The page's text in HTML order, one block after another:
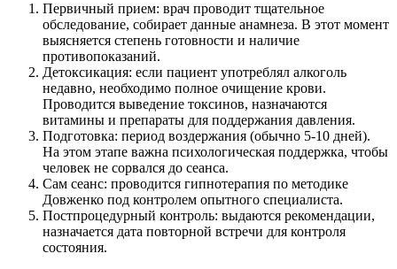
Первичный прием: врач проводит тщательное
обследование, собирает данные анамнеза. В этот момент
выясняется степень готовности и наличие
противопоказаний.
Детоксикация: если пациент употреблял алкоголь
недавно, необходимо полное очищение крови.
Проводится выведение токсинов, назначаются
витамины и препараты для поддержания давления.
Подготовка: период воздержания (обычно 5-10 дней).
На этом этапе важна психологическая поддержка, чтобы
человек не сорвался до сеанса.
Сам сеанс: проводится гипнотерапия по методике
Довженко под контролем опытного специалиста.
Постпроцедурный контроль: выдаются рекомендации,
назначается дата повторной встречи для контроля
состояния.